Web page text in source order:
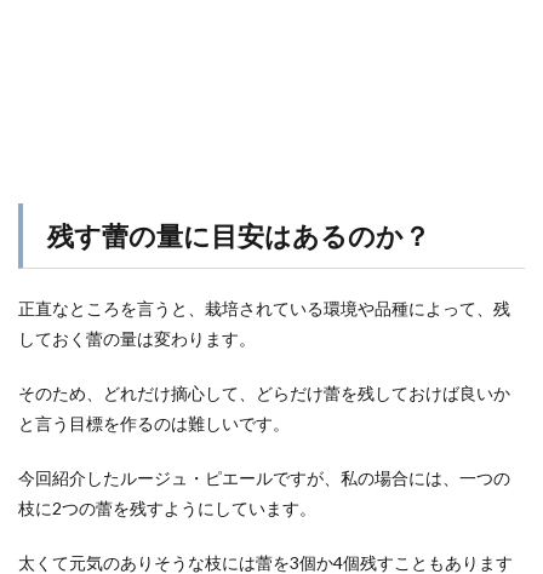
残す蕾の量に目安はあるのか？
正直なところを言うと、栽培されている環境や品種によって、残
しておく蕾の量は変わります。
そのため、どれだけ摘心して、どらだけ蕾を残しておけば良いか
と言う目標を作るのは難しいです。
今回紹介したルージュ・ピエールですが、私の場合には、一つの
枝に2つの蕾を残すようにしています。
太くて元気のありそうな枝には蕾を3個か4個残すこともあります